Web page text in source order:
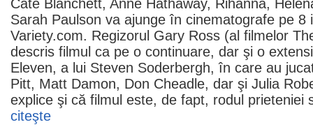
Cate Blanchett, Anne Hathaway, Rihanna,
Sarah Paulson va ajunge în cinematografe pe 8
Variety.com. Regizorul Gary Ross (al filmelor
descris filmul ca pe o continuare, dar şi o
Eleven, a lui Steven Soderbergh, în care au
Pitt, Matt Damon, Don Cheadle, dar şi Julia
explice şi că filmul este, de fapt, rodul prieteniei
citeşte